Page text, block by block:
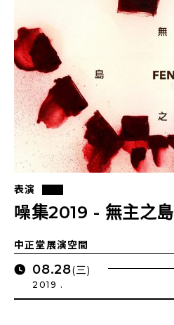
表演
噪集2019 - 無主之島
中正堂展演空間
08.28(三)
2019 .